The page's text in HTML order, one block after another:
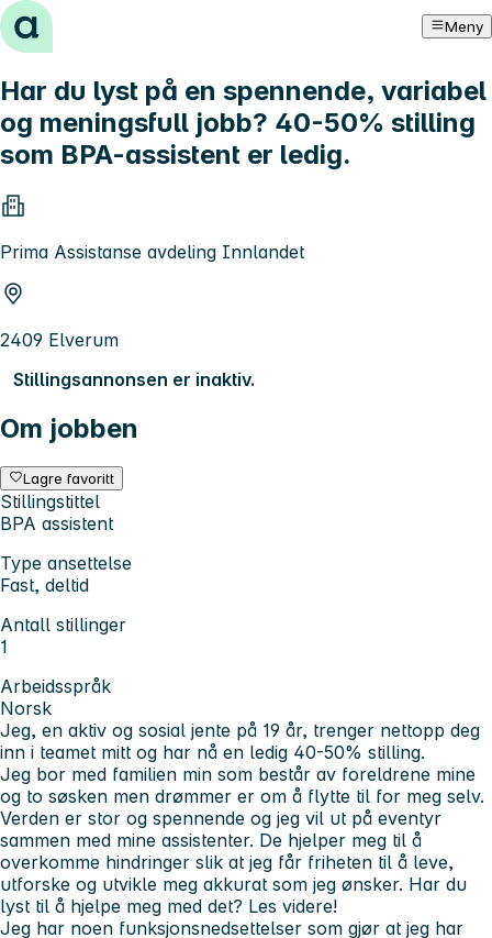
Hopp til innhold Meny
Har du lyst på en spennende, variabel
og meningsfull jobb? 40-50% stilling
som BPA-assistent er ledig.
Prima Assistanse avdeling Innlandet
2409 Elverum
Stillingsannonsen er inaktiv.
Om jobben
Lagre favoritt
Stillingstittel
BPA assistent
Type ansettelse
Fast, deltid
Antall stillinger
1
Arbeidsspråk
Norsk
Jeg, en aktiv og sosial jente på 19 år, trenger nettopp deg
inn i teamet mitt og har nå en ledig 40-50% stilling.
Jeg bor med familien min som består av foreldrene mine
og to søsken men drømmer er om å flytte til for meg selv.
Verden er stor og spennende og jeg vil ut på eventyr
sammen med mine assistenter. De hjelper meg til å
overkomme hindringer slik at jeg får friheten til å leve,
utforske og utvikle meg akkurat som jeg ønsker. Har du
lyst til å hjelpe meg med det? Les videre!
Jeg har noen funksjonsnedsettelser som gjør at jeg har